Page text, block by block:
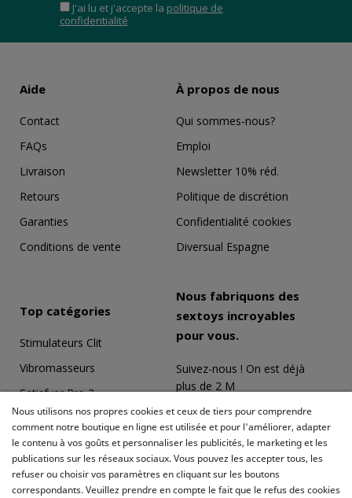
J'ai lu et j'accepte la politique de
confidentialité
Aide
Contact
FAQs
Livraison
Retours
Garanties
Conditions de vente
À propos de nous
Qui sommes-nous?
Emploi
Newsletter 10% réd.
Politique de discrétion
Confidentialité cookies
Diversual Espagne
Top catégories
Stimulateurs Clit
Vibromasseurs
Satisfyer Pro 2
Coffrets Érotiques
Masturbateurs
Meilleures ventes
Nous fabriquons des
sextoys incroyables
pour vous.
Suivez-nous ! On est déjà
plus de 2 M
Nous utilisons nos propres cookies et ceux de tiers pour comprendre
comment notre boutique en ligne est utilisée et pour l'améliorer, adapter
le contenu à vos goûts et personnaliser les publicités, le marketing et les
publications sur les réseaux sociaux. Vous pouvez les accepter tous, les
refuser ou choisir vos paramètres en cliquant sur les boutons
correspondants. Veuillez prendre en compte le fait que le refus des cookies